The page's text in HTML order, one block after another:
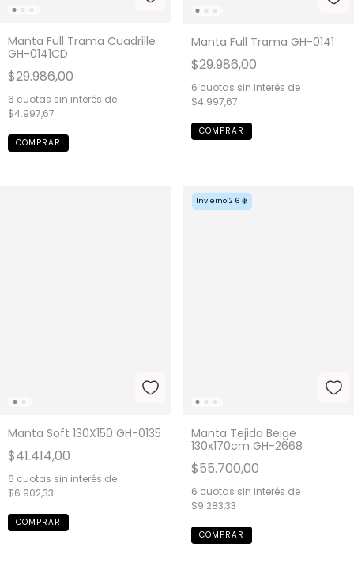
Manta Full Trama Cuadrille
GH-0141CD
$29.986,00
6 cuotas sin interés de
$4.997,67
Manta Full Trama GH-0141
$29.986,00
6 cuotas sin interés de
$4.997,67
Manta Soft 130X150 GH-0135
$41.414,00
6 cuotas sin interés de
$6.902,33
Invierno 26 ❄️
Manta Tejida Beige
130x170cm GH-2668
$55.700,00
6 cuotas sin interés de
$9.283,33